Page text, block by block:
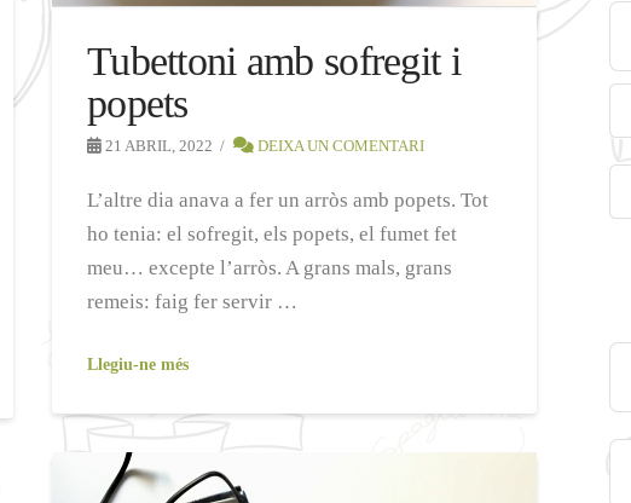
Tubettoni amb sofregit i
popets
21 ABRIL, 2022 DEIXA UN COMENTARI
L’altre dia anava a fer un arròs amb popets. Tot
ho tenia: el sofregit, els popets, el fumet fet
meu… excepte l’arròs. A grans mals, grans
remeis: faig fer servir …
Llegiu-ne més